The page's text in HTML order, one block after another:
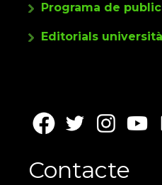
Programa de
Editorials
Contacte